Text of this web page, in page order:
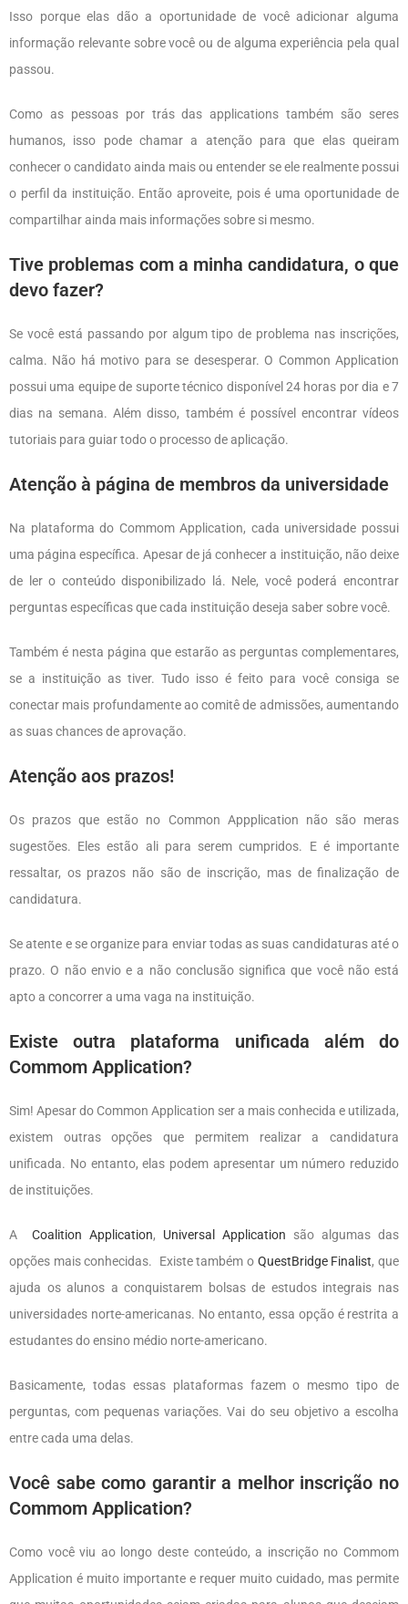
Isso porque elas dão a oportunidade de você adicionar alguma
informação relevante sobre você ou de alguma experiência pela qual
passou.
Como as pessoas por trás das applications também são seres
humanos, isso pode chamar a atenção para que elas queiram
conhecer o candidato ainda mais ou entender se ele realmente possui
o perfil da instituição. Então aproveite, pois é uma oportunidade de
compartilhar ainda mais informações sobre si mesmo.
Tive problemas com a minha candidatura, o que
devo fazer?
Se você está passando por algum tipo de problema nas inscrições,
calma. Não há motivo para se desesperar. O Common Application
possui uma equipe de suporte técnico disponível 24 horas por dia e 7
dias na semana. Além disso, também é possível encontrar vídeos
tutoriais para guiar todo o processo de aplicação.
Atenção à página de membros da universidade
Na plataforma do Commom Application, cada universidade possui
uma página específica. Apesar de já conhecer a instituição, não deixe
de ler o conteúdo disponibilizado lá. Nele, você poderá encontrar
perguntas específicas que cada instituição deseja saber sobre você.
Também é nesta página que estarão as perguntas complementares,
se a instituição as tiver. Tudo isso é feito para você consiga se
conectar mais profundamente ao comitê de admissões, aumentando
as suas chances de aprovação.
Atenção aos prazos!
Os prazos que estão no Common Appplication não são meras
sugestões. Eles estão ali para serem cumpridos. E é importante
ressaltar, os prazos não são de inscrição, mas de finalização de
candidatura.
Se atente e se organize para enviar todas as suas candidaturas até o
prazo. O não envio e a não conclusão significa que você não está
apto a concorrer a uma vaga na instituição.
Existe outra plataforma unificada além do
Commom Application?
Sim! Apesar do Common Application ser a mais conhecida e utilizada,
existem outras opções que permitem realizar a candidatura
unificada. No entanto, elas podem apresentar um número reduzido
de instituições.
A Coalition Application, Universal Application são algumas das
opções mais conhecidas. Existe também o QuestBridge Finalist, que
ajuda os alunos a conquistarem bolsas de estudos integrais nas
universidades norte-americanas. No entanto, essa opção é restrita a
estudantes do ensino médio norte-americano.
Basicamente, todas essas plataformas fazem o mesmo tipo de
perguntas, com pequenas variações. Vai do seu objetivo a escolha
entre cada uma delas.
Você sabe como garantir a melhor inscrição no
Commom Application?
Como você viu ao longo deste conteúdo, a inscrição no Commom
Application é muito importante e requer muito cuidado, mas permite